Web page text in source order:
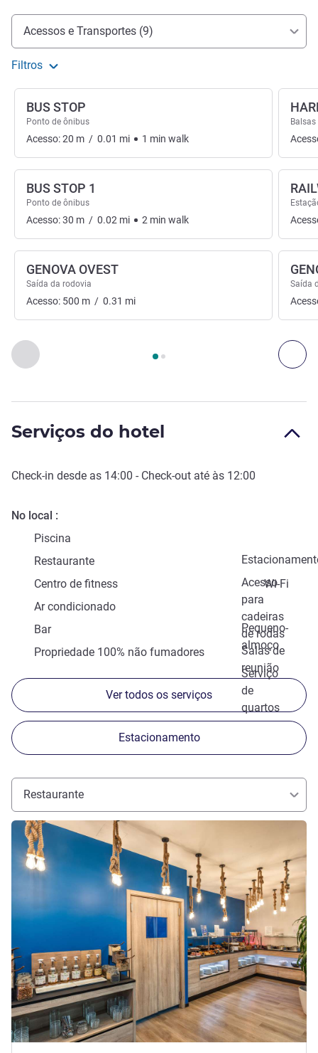
Acesso e transporte
Acessos e Transportes (9)
Filtros
Anterior - Acessos e Transportes
Página , Acessos e Transportes 1 :, Acessos e
BUS STOP
Ponto de ônibus
Acesso:20 m / 0.01 mi 1 min walk
BUS STOP 1
Ponto de ônibus
Acesso:30 m / 0.02 mi 2 min walk
GENOVA OVEST
Saída da rodovia
Acesso: 500 m / 0.31 mi
Balsas
Saída
Serviços do hotel
Check-in desde as 14:00 - Check-out até às 12:00
No local
Piscina
Restaurante
Acesso
para
cadeiras
de rodas
Centro de fitness
Wi-Fi
Ar condicionado
Pequeno-
almoço
Bar
Salas de
reunião
Propriedade 100% não fumadores
Serviço
de
quartos
Ver todos os serviços
Estacionamento
Restaurante
Ver detalhes